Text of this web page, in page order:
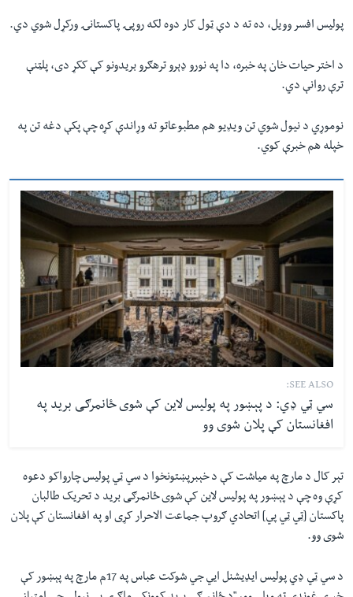
پوليس افسر وويل، ده ته د دې ټول کار دوه لکه روپۍ پاکستانۍ ورکړل شوي دي.
د اختر حیات خان په خبره، دا په نورو ډېرو ترهګرو بریدونو کې ککړ دی، پلټنې
ترې روانې دي.
نوموړي د نیول شوي تن ويډيو هم مطبوعاتو ته وړاندې کړه چې پکې دغه تن په
خپله هم خبرې کوي.
SEE ALSO:
سي ټي ډي: د پېښور په پوليس لاين کې شوی ځانمرګی بريد په
افغانستان کې پلان شوی وو
تېر کال د مارچ په مياشت کې د خېبرپښتونخوا د سي ټي پوليس چارواکو دعوه
کړې وه چې د پېښور په پوليس لاين کې شوی ځانمرګی بريد د تحریک طالبان
پاکستان [ټي ټي پي] اتحادي ګروپ جماعت الاحرار کړی او په افغانستان کې پلان
شوی وو.
د سي ټي ډي پوليس ایډيشنل ايي جي شوکت عباس په 17م مارچ په پېښور کې